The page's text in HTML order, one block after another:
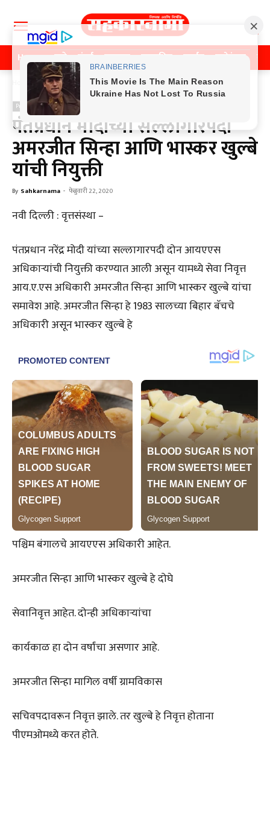
Home पुणे मुंबई महाराष्ट्र राजकीय क्राईम मनोरंजन
Previos News
Previos News
पंतप्रधान मोदींच्या सल्लागारपदी
अमरजीत सिन्हा आणि भास्कर खुल्बे
यांची नियुक्ती
By Sahkarnama - फेब्रुवारी 22, 2020
नवी दिल्ली : वृत्तसंस्था –
पंतप्रधान नरेंद्र मोदी यांच्या सल्लागारपदी दोन आयएएस
अधिकाऱ्यांची नियुक्ती करण्यात आली असून यामध्ये सेवा निवृत्त
आय.ए.एस अधिकारी अमरजीत सिन्हा आणि भास्कर खुल्बे यांचा
समावेश आहे. अमरजीत सिन्हा हे 1983 सालच्या बिहार बॅचचे
अधिकारी असून भास्कर खुल्बे हे
पश्चिम बंगालचे आयएएस अधिकारी आहेत.
अमरजीत सिन्हा आणि भास्कर खुल्बे हे दोघे
सेवानिवृत्त आहेत. दोन्ही अधिकाऱ्यांचा
कार्यकाळ हा दोन वर्षांचा असणार आहे.
अमरजीत सिन्हा मागिल वर्षी ग्रामविकास
सचिवपदावरून निवृत्त झाले. तर खुल्बे हे निवृत्त होताना
पीएमओमध्ये करत होते.